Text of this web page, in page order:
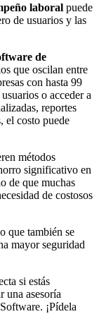
laboral puede
de usuarios y las
de
que oscilan entre
con hasta 99
o acceder a
reportes
el costo puede
métodos
significativo en
de que muchas
de costosos
que también se
mayor seguridad
si estás
una asesoría
¡Pídela